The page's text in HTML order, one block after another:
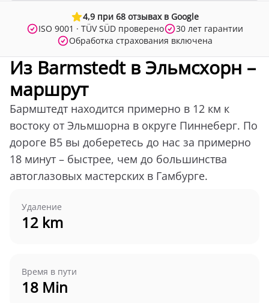
4,9 при 68 отзывах в Google
ISO 9001 · TÜV SÜD проверено
30 лет гарантии
Обработка страхования включена
Из Barmstedt в Эльмсхорн –
маршрут
Бармштедт находится примерно в 12 км к
востоку от Эльмшорна в округе Пиннеберг. По
дороге B5 вы доберетесь до нас за примерно
18 минут – быстрее, чем до большинства
автоглазовых мастерских в Гамбурге.
Удаление
12 km
Время в пути
18 Min